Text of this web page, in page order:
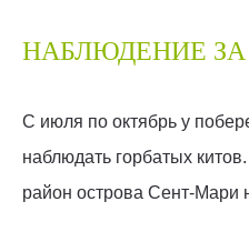
НАБЛЮДЕНИЕ
С июля по октябрь у
наблюдать горбатых
район острова Сент-Мари